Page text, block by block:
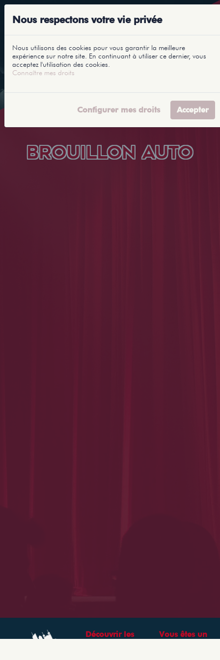
BROUILLON AUTO
Découvrir les
Vous êtes un
Nous respectons votre vie privée
Nous utilisons des cookies pour vous garantir la meilleure
expérience sur notre site. En continuant à utiliser ce dernier, vous
acceptez l'utilisation des cookies.
Connaître mes droits
Configurer mes droits Accepter